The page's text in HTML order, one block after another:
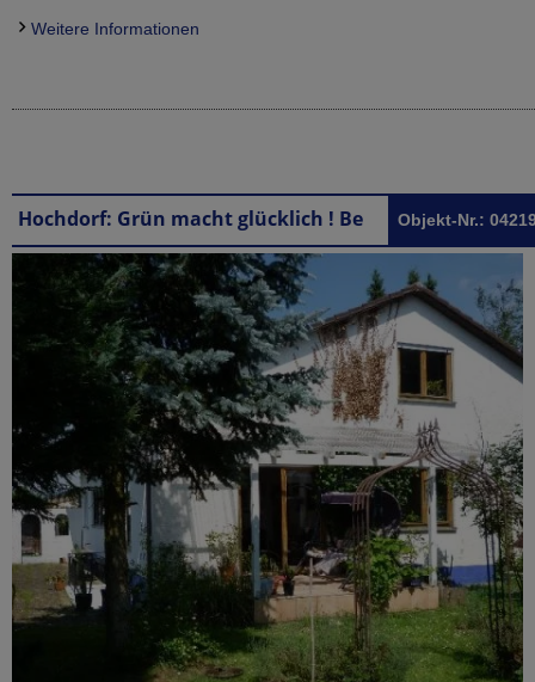
Weitere Informationen
Objekt-Nr.: